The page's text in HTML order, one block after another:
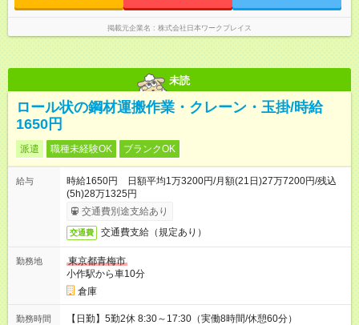
掲載元企業名 株式会社日本ワークプレイス
未読
ロール状の鋼材運搬作業・クレーン・玉掛/時給
1650円
派遣 職種未経験OK ブランクOK
給与
時給1650円 日額平均1万3200円/月額(21日)27万7200円/残込
(5h)28万1325円
交通費別途支給あり
交通費 交通費支給（規定あり）
勤務地
東京都青梅市
小作駅から車10分
倉庫
勤務時間 【日勤】5勤2休 8:30～17:30（実働8時間/休憩60分）